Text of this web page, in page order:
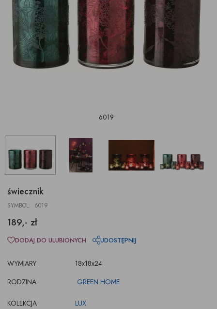
6019
świecznik
SYMBOL: 6019
189,- zł
WYMIARY
18x18x24
RODZINA
GREEN HOME
KOLEKCJA LUX
DODAJ DO ULUBIONYCH UDOSTĘPNIJ